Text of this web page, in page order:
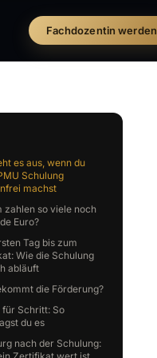
Fachdozentin werden
es aus, wenn du
Schulung
machst
zahlen so viele noch
Euro?
Tag bis zum
Wie die Schulung
abläuft
die Förderung?
für Schritt: So
du es
nach der Schulung: